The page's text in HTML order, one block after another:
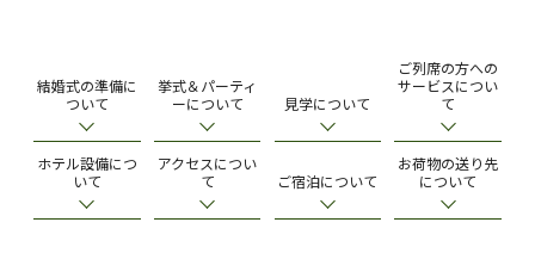
結婚式の準備に
ついて
挙式＆パーティ
ーについて
見学について
ご列席の方への
サービスについ
て
ホテル設備につ
いて
アクセスについ
て
ご宿泊について
お荷物の送り先
について